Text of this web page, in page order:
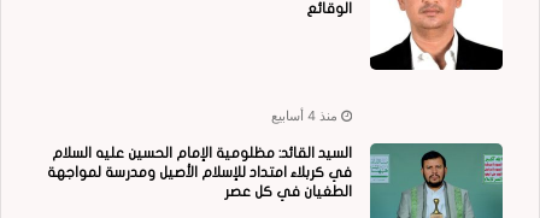
الوقائع
منذ 4 أسابيع
السيد القائد: مظلومية الإمام الحسين عليه السلام
في كربلاء امتداد للإسلام الأصيل ومدرسة لمواجهة
الطغيان في كل عصر